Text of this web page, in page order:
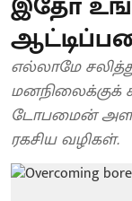
எல்லாமே
மனநிலைக்குக்
டோபமைன் அளவு
ரகசிய வழிகள்.